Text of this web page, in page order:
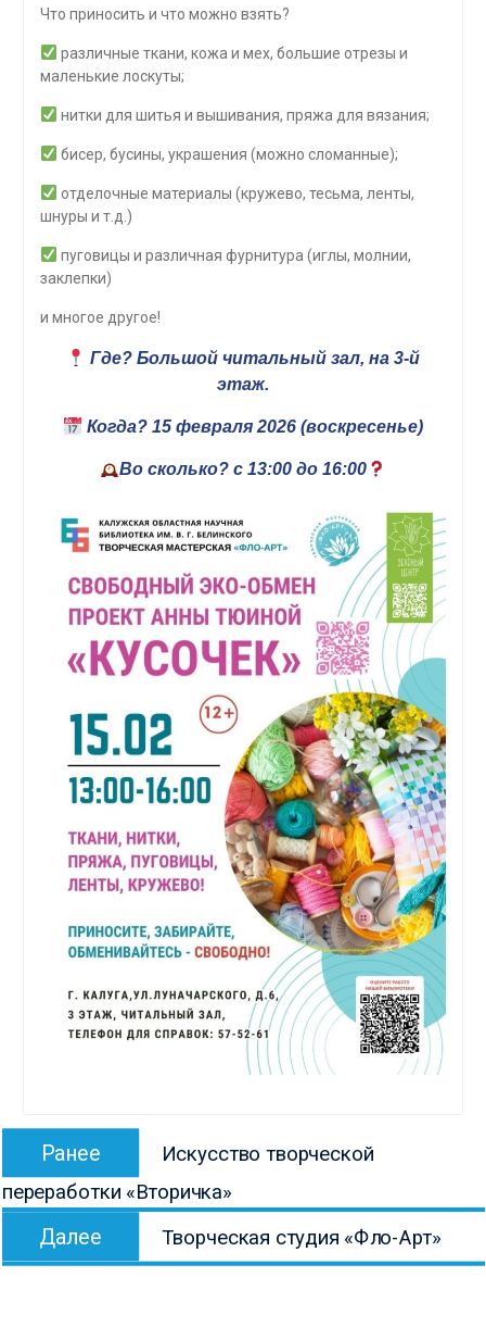
Что приносить и что можно взять?
различные ткани, кожа и мех, большие отрезы и
маленькие лоскуты;
нитки для шитья и вышивания, пряжа для вязания;
бисер, бусины, украшения (можно сломанные);
отделочные материалы (кружево, тесьма, ленты,
шнуры и т.д.)
пуговицы и различная фурнитура (иглы, молнии,
заклепки)
и многое другое!
Где? Большой читальный зал, на 3-й
этаж.
Когда? 15 февраля 2026 (воскресенье)
Во сколько? с 13:00 до 16:00
Навигация
записям
Ранее
запись:
Искусство творческой
переработки «Вторичка»
Далее
запись:
Творческая студия «Фло-Арт»